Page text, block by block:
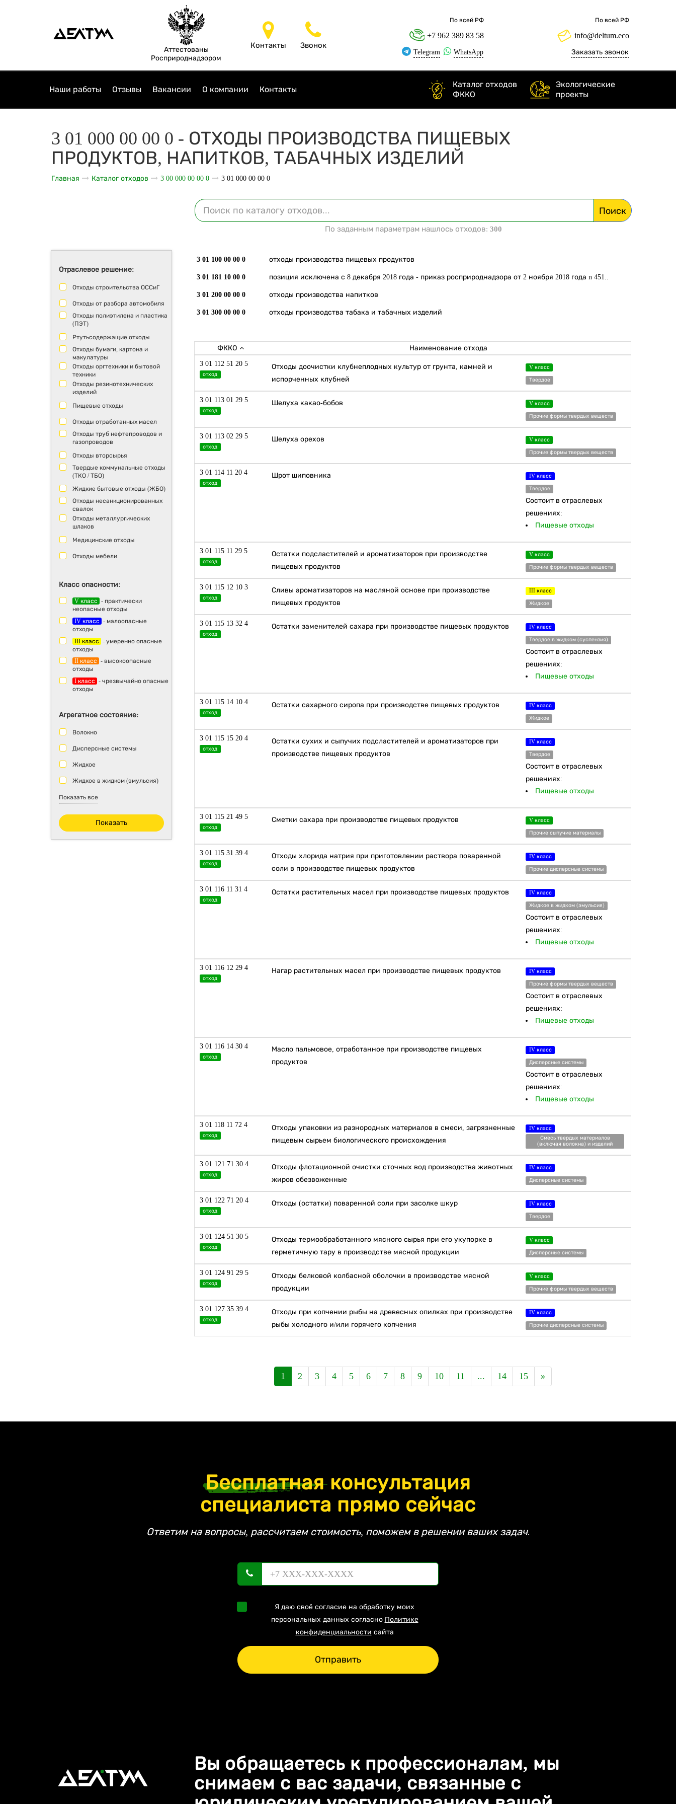
Аттестованы
Росприроднадзором
Контакты Звонок
По всей РФ
+7 962 389 83 58
Telegram WhatsApp
По всей РФ
info@deltum.eco
Заказать звонок
Наши работы Отзывы Вакансии О компании Контакты
Каталог отходов
ФККО
Экологические
проекты
3 01 000 00 00 0 - ОТХОДЫ ПРОИЗВОДСТВА ПИЩЕВЫХ
ПРОДУКТОВ, НАПИТКОВ, ТАБАЧНЫХ ИЗДЕЛИЙ
Главная Каталог отходов 3 00 000 00 00 0 3 01 000 00 00 0
Поиск
По заданным параметрам нашлось отходов: 300
Отраслевое решение:
Отходы строительства ОССиГ
Отходы от разбора автомобиля
Отходы полиэтилена и пластика
(ПЭТ)
Ртутьсодержащие отходы
Отходы бумаги, картона и
макулатуры
Отходы оргтехники и бытовой
техники
Отходы резинотехнических
изделий
Пищевые отходы
Отходы отработанных масел
Отходы труб нефтепроводов и
газопроводов
Отходы вторсырья
Твердые коммунальные отходы
(ТКО / ТБО)
Жидкие бытовые отходы (ЖБО)
Отходы несанкционированных
свалок
Отходы металлургических
шлаков
Медицинские отходы
Отходы мебели
Класс опасности:
V класс - практически
неопасные отходы
IV класс - малоопасные
отходы
III класс - умеренно опасные
отходы
II класс - высокоопасные
отходы
I класс - чрезвычайно опасные
отходы
Агрегатное состояние:
Волокно
Дисперсные системы
Жидкое
Жидкое в жидком (эмульсия)
Изделие из одного волокна
Изделие из одного материала
Показать все
Показать
3 01 100 00 00 0 отходы производства пищевых продуктов
3 01 181 10 00 0 позиция исключена с 8 декабря 2018 года - приказ росприроднадзора от 2 ноября 2018 года n 451..
3 01 200 00 00 0 отходы производства напитков
3 01 300 00 00 0 отходы производства табака и табачных изделий
ФККО Наименование отхода
3 01 112 51 20 5
отход
Отходы доочистки клубнеплодных культур от грунта, камней и
испорченных клубней
V класс
Твердое
3 01 113 01 29 5
отход
Шелуха какао-бобов V класс
Прочие формы твердых веществ
3 01 113 02 29 5
отход
Шелуха орехов V класс
Прочие формы твердых веществ
3 01 114 11 20 4
отход
Шрот шиповника IV класс
Твердое
Состоит в отраслевых
решениях:
Пищевые отходы
3 01 115 11 29 5
отход
Остатки подсластителей и ароматизаторов при производстве
пищевых продуктов
V класс
Прочие формы твердых веществ
3 01 115 12 10 3
отход
Сливы ароматизаторов на масляной основе при производстве
пищевых продуктов
III класс
Жидкое
3 01 115 13 32 4
отход
Остатки заменителей сахара при производстве пищевых продуктов IV класс
Твердое в жидком (суспензия)
Состоит в отраслевых
решениях:
Пищевые отходы
3 01 115 14 10 4
отход
Остатки сахарного сиропа при производстве пищевых продуктов IV класс
Жидкое
3 01 115 15 20 4
отход
Остатки сухих и сыпучих подсластителей и ароматизаторов при
производстве пищевых продуктов
IV класс
Твердое
Состоит в отраслевых
решениях:
Пищевые отходы
3 01 115 21 49 5
отход
Сметки сахара при производстве пищевых продуктов V класс
Прочие сыпучие материалы
3 01 115 31 39 4
отход
Отходы хлорида натрия при приготовлении раствора поваренной
соли в производстве пищевых продуктов
IV класс
Прочие дисперсные системы
3 01 116 11 31 4
отход
Остатки растительных масел при производстве пищевых продуктов IV класс
Жидкое в жидком (эмульсия)
Состоит в отраслевых
решениях:
Пищевые отходы
3 01 116 12 29 4
отход
Нагар растительных масел при производстве пищевых продуктов IV класс
Прочие формы твердых веществ
Состоит в отраслевых
решениях:
Пищевые отходы
3 01 116 14 30 4
отход
Масло пальмовое, отработанное при производстве пищевых
продуктов
IV класс
Дисперсные системы
Состоит в отраслевых
решениях:
Пищевые отходы
3 01 118 11 72 4
отход
Отходы упаковки из разнородных материалов в смеси, загрязненные
пищевым сырьем биологического происхождения
IV класс
Смесь твердых материалов
(включая волокна) и изделий
3 01 121 71 30 4
отход
Отходы флотационной очистки сточных вод производства животных
жиров обезвоженные
IV класс
Дисперсные системы
3 01 122 71 20 4
отход
Отходы (остатки) поваренной соли при засолке шкур IV класс
Твердое
3 01 124 51 30 5
отход
Отходы термообработанного мясного сырья при его укупорке в
герметичную тару в производстве мясной продукции
V класс
Дисперсные системы
3 01 124 91 29 5
отход
Отходы белковой колбасной оболочки в производстве мясной
продукции
V класс
Прочие формы твердых веществ
3 01 127 35 39 4
отход
Отходы при копчении рыбы на древесных опилках при производстве
рыбы холодного и/или горячего копчения
IV класс
Прочие дисперсные системы
1 2 3 4 5 6 7 8 9 10 11 ... 14 15 »
Бесплатнаяконсультация
специалиста прямо сейчас
Ответим на вопросы, рассчитаем стоимость, поможем в решении ваших задач.
Я даю своё согласие на обработку моих
персональных данных согласно Политике
конфиденциальности сайта
Отправить
Вы обращаетесь к профессионалам, мы
снимаем с вас задачи, связанные с